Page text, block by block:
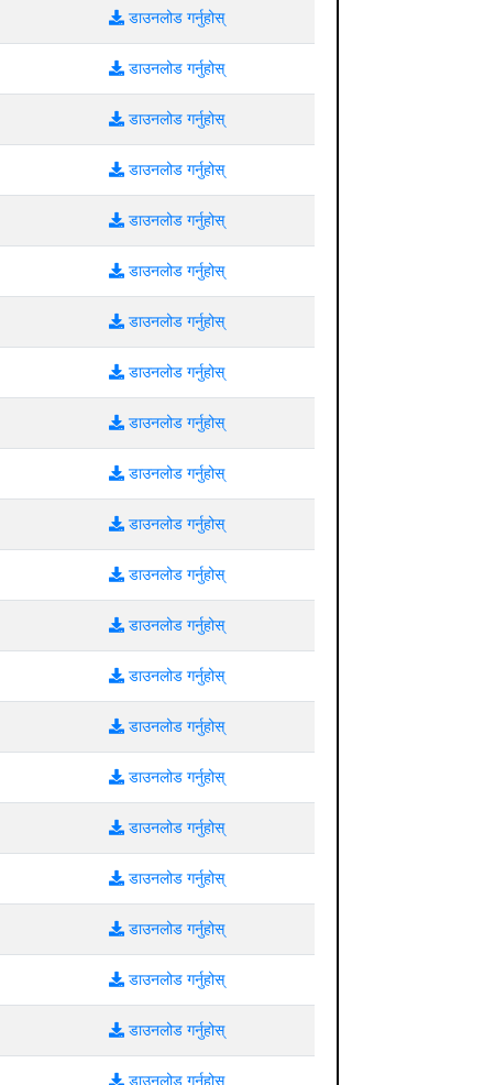
डाउनलोड गर्नुहोस्
डाउनलोड गर्नुहोस्
डाउनलोड गर्नुहोस्
डाउनलोड गर्नुहोस्
डाउनलोड गर्नुहोस्
डाउनलोड गर्नुहोस्
डाउनलोड गर्नुहोस्
डाउनलोड गर्नुहोस्
डाउनलोड गर्नुहोस्
डाउनलोड गर्नुहोस्
डाउनलोड गर्नुहोस्
डाउनलोड गर्नुहोस्
डाउनलोड गर्नुहोस्
डाउनलोड गर्नुहोस्
डाउनलोड गर्नुहोस्
डाउनलोड गर्नुहोस्
डाउनलोड गर्नुहोस्
डाउनलोड गर्नुहोस्
डाउनलोड गर्नुहोस्
डाउनलोड गर्नुहोस्
डाउनलोड गर्नुहोस्
डाउनलोड गर्नुहोस्